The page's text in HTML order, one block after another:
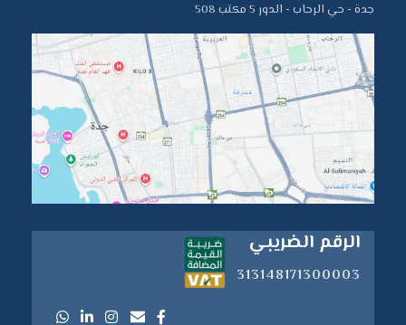
جدة - حي الرحاب - الدور 5 مكتب 508
الرقم الضريبي
313148171300003